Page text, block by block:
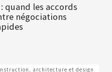
quand les accords
négociations
architecture et design